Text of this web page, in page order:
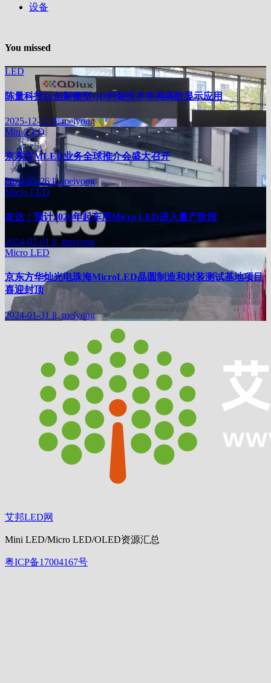
设备
You missed
LED
陈量科技以创新微型QD封装技术布局高阶显示应用
2025-12-17 li, meiyong
Mini LED
京东方MLED业务全球推介会盛大召开
2024-02-26li, meiyong
Micro LED
友达：预计2026年起车用Micro LED进入量产阶段
2024-02-01 li, meiyong
Micro LED
京东方华灿光电珠海MicroLED晶圆制造和封装测试基地项目
喜迎封顶
2024-01-31 li, meiyong
艾邦LED网
Mini LED/Micro LED/OLED资源汇总
粤ICP备17004167号